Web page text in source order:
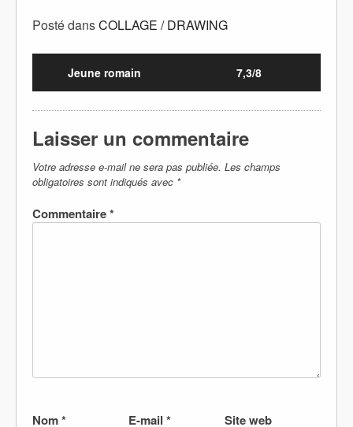
Posté dansCOLLAGE / DRAWING
Jeune romain 7,3/8
Laisser un commentaire
Votre adresse e-mail ne sera pas publiée. Les champs
obligatoires sont indiqués avec *
Commentaire*
Nom* E-mail * Site web